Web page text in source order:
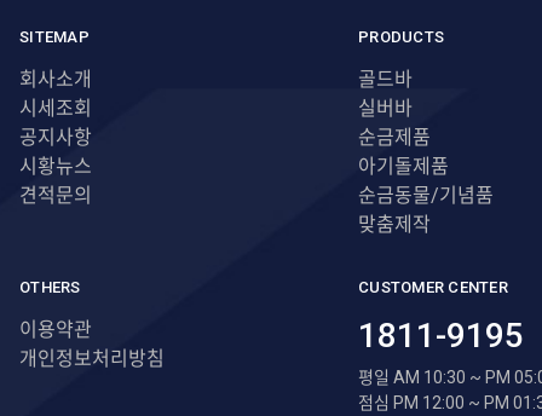
SITEMAP
회사소개
시세조회
공지사항
시황뉴스
견적문의
PRODUCTS
골드바
실버바
순금제품
아기돌제품
순금동물/기념품
맞춤제작
OTHERS
이용약관
개인정보처리방침
CUSTOMER CENTER
1811-9195
평일 AM 10:30 ~ PM
점심 PM 12:00 ~ PM